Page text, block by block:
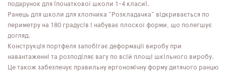
подарунок для (початкової школи 1-4 класи).
Ранець для школи для хлопчика "Розкладачка" відкривається по
периметру на 180 градусів і набуває плоскої форми, що полегшує
догляд.
Конструкція портфеля запобігає деформації виробу при
навантаженні та розподіляє вагу по всій площі шкільного виробу.
Це також забезпечує правильну ергономічну форму дитячого ранцю